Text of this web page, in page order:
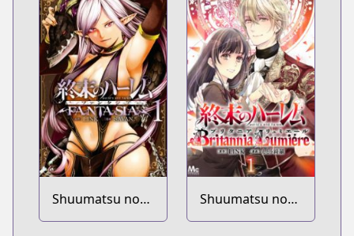
Shuumatsu no
Harem: Fantasia
Shuumatsu no
Harem: Britannia